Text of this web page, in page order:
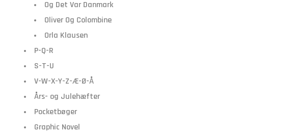
Og Det Var Danmark
Oliver Og Colombine
Orla Klausen
P-Q-R
S-T-U
V-W-X-Y-Z-Æ-Ø-Å
Års- og Julehæfter
Pocketbøger
Graphic Novel